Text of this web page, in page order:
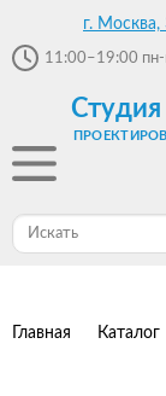
г.
11:00–19:00
Главная Каталог